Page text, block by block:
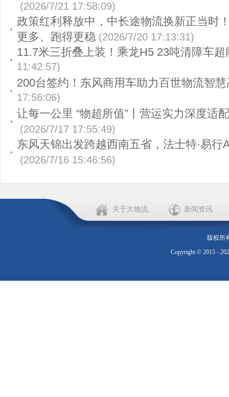
(2026/7/21 17:58:09)
政策红利释放中，中长途物流换新正当时
更多、跑得更稳 (2026/7/20 17:13:31)
11.7米三折叠上装！乘龙H5 23吨清障车超
11:42:57)
200台签约！东风商用车助力百世物流智
17:56:06)
让每一公里 “物超所值”丨营运实力深度适
(2026/7/17 17:55:49)
东风天锦出发跨越西南五省，法士特·易行
(2026/7/16 15:46:56)
关于大物流 新闻资讯
版权所
Copyright © 2015 -